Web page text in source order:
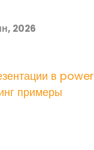
2026
в
примеры